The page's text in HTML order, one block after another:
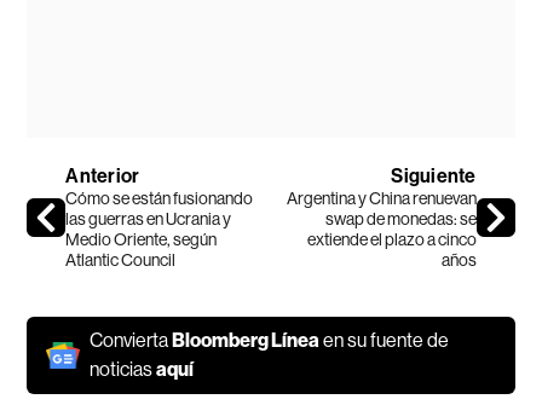
Anterior
Cómo se están fusionando
las guerras en Ucrania y
Medio Oriente, según
Atlantic Council
Siguiente
Argentina y China renuevan
swap de monedas: se
extiende el plazo a cinco
años
ConviertaBloomberg Líneaen su fuente de
noticiasaquí